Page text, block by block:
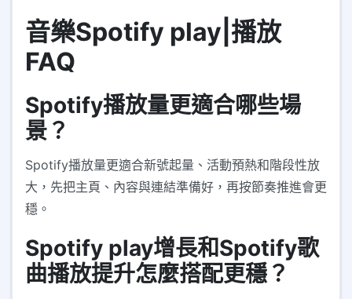
音樂Spotify play|播放
FAQ
Spotify播放量更適合哪些場
景？
Spotify播放量更適合新號起量、活動預熱和階段性放
大，先把主頁、內容與連結準備好，再按節奏推進會更
穩。
Spotify play增長和Spotify歌
曲播放提升怎麼搭配更穩？